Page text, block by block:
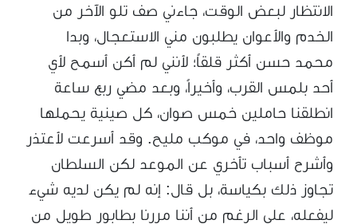
الانتظار لبعض الوقت، جاءني صف تلو الآخر من
الخدم والأعوان يطلبون مني الاستعجال، وبدا
محمد حسن أكثر قلقاً؛ لأنني لم أكن أسمح لأي
أحد بلمس القرب، وأخيراً، وبعد مضي ربع ساعة
انطلقنا حاملين خمس صوان، كل صينية يحملها
موظف واحد، في موكب مليح. وقد أسرعت لأعتذر
وأشرح أسباب تأخري عن الموعد لكن السلطان
تجاوز ذلك بكياسة، بل قال: إنه لم يكن لديه شيء
ليفعله، على الرغم من أننا مررنا بطابور طويل من